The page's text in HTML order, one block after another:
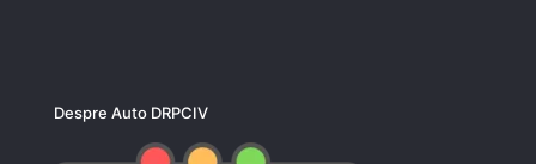
Despre Auto DRPCIV